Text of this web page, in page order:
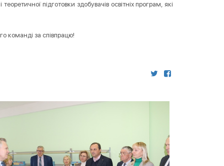
підготовки здобувачів освітніх програм, які
команді за співпрацю!